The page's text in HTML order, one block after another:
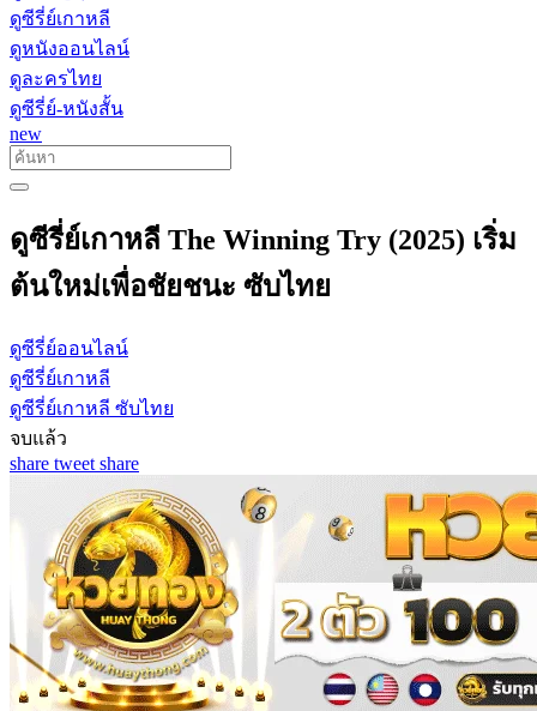
ดูซีรี่ย์เกาหลี
ดูหนังออนไลน์
ดูละครไทย
ดูซีรี่ย์-หนังสั้น
new
ดูซีรี่ย์เกาหลี The Winning Try (2025) เริ่ม
ต้นใหม่เพื่อชัยชนะ ซับไทย
ดูซีรี่ย์ออนไลน์
ดูซีรี่ย์เกาหลี
ดูซีรี่ย์เกาหลี ซับไทย
จบแล้ว
share tweet share